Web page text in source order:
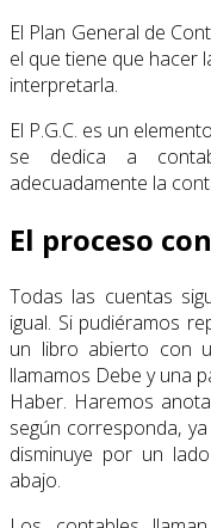
El Plan General de
el que tiene que hacer
interpretarla.
El P.G.C. es un
se dedica a
adecuadamente la
El proceso
Todas las cuentas
igual. Si pudiéramos
un libro abierto con
llamamos Debe y una
Haber. Haremos
según corresponda,
disminuye por un
abajo.